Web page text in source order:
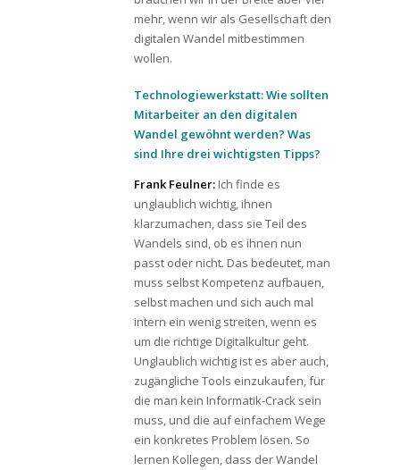
mehr, wenn wir als Gesellschaft den
digitalen Wandel mitbestimmen
wollen.
Technologiewerkstatt: Wie sollten
Mitarbeiter an den digitalen
Wandel gewöhnt werden? Was
sind Ihre drei wichtigsten Tipps?
Frank Feulner: Ich finde es
unglaublich wichtig, ihnen
klarzumachen, dass sie Teil des
Wandels sind, ob es ihnen nun
passt oder nicht. Das bedeutet, man
muss selbst Kompetenz aufbauen,
selbst machen und sich auch mal
intern ein wenig streiten, wenn es
um die richtige Digitalkultur geht.
Unglaublich wichtig ist es aber auch,
zugängliche Tools einzukaufen, für
die man kein Informatik-Crack sein
muss, und die auf einfachem Wege
ein konkretes Problem lösen. So
lernen Kollegen, dass der Wandel